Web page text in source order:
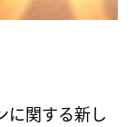
に関する新し